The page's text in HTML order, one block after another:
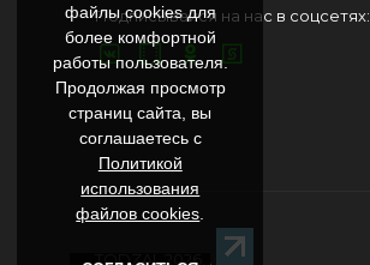
Подписывайся на нас в соцсетях:
TODZAL 2026
файлы cookies для
более комфортной
работы пользователя.
Продолжая просмотр
страниц сайта, вы
соглашаетесь с
Политикой
использования
файлов cookies